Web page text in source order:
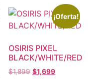
¡Oferta!
OSIRIS PIXEL
BLACK/WHITE/RED
$1,899 $1,699